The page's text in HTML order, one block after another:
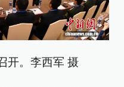
开。李西军 摄